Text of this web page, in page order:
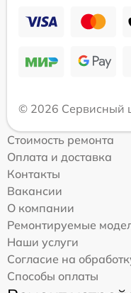
© 2026 Сервисный
Стоимость ремонта
Оплата и доставка
Контакты
Вакансии
О компании
Ремонтируемые
Наши услуги
Согласие на
Способы оплаты